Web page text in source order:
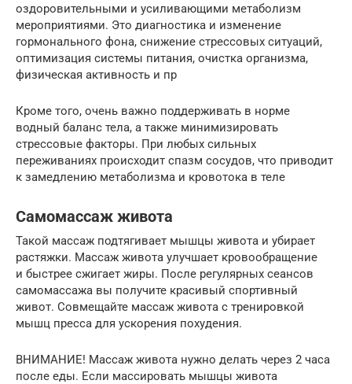
оздоровительными и усиливающими метаболизм
мероприятиями. Это диагностика и изменение
гормонального фона, снижение стрессовых ситуаций,
оптимизация системы питания, очистка организма,
физическая активность и пр
Кроме того, очень важно поддерживать в норме
водный баланс тела, а также минимизировать
стрессовые факторы. При любых сильных
переживаниях происходит спазм сосудов, что приводит
к замедлению метаболизма и кровотока в теле
Самомассаж живота
Такой массаж подтягивает мышцы живота и убирает
растяжки. Массаж живота улучшает кровообращение
и быстрее сжигает жиры. После регулярных сеансов
самомассажа вы получите красивый спортивный
живот. Совмещайте массаж живота с тренировкой
мышц пресса для ускорения похудения.
ВНИМАНИЕ! Массаж живота нужно делать через 2 часа
после еды. Если массировать мышцы живота